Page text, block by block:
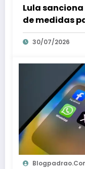
Lula sanciona
de medidas
mulheres – Em
30/07/2026